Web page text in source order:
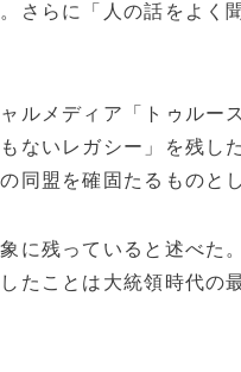
さらに「人の話をよく
ルメディア「トゥルー
ないレガシー」を残し
同盟を確固たるものと
に残っていると述べた
たことは大統領時代の